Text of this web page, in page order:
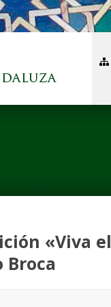
«Viva
Broca